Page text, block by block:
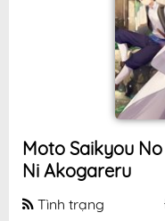
Moto Saikyou
Ni Akogareru
Tình trạng